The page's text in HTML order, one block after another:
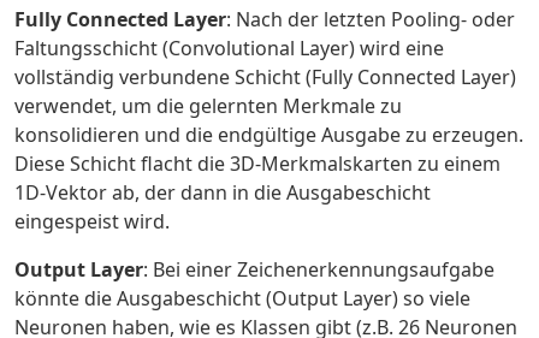
Fully Connected Layer: Nach der letzten Pooling- oder
Faltungsschicht (Convolutional Layer) wird eine
vollständig verbundene Schicht (Fully Connected Layer)
verwendet, um die gelernten Merkmale zu
konsolidieren und die endgültige Ausgabe zu erzeugen.
Diese Schicht flacht die 3D-Merkmalskarten zu einem
1D-Vektor ab, der dann in die Ausgabeschicht
eingespeist wird.
Output Layer: Bei einer Zeichenerkennungsaufgabe
könnte die Ausgabeschicht (Output Layer) so viele
Neuronen haben, wie es Klassen gibt (z.B. 26 Neuronen